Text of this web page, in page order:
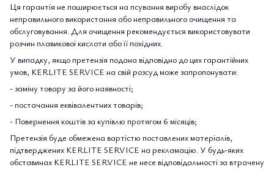
Ця гарантія не поширюється на псування виробу внаслідок
неправильного використання або неправильного очищення та
обслуговування. Для очищення рекомендується використовувати
розчин плавикової кислоти або її похідних.
У випадку, якщо претензія подана відповідно до цих гарантійних
умов, KERLITE SERVICE на свій розсуд може запропонувати:
- заміну товару за його наявності;
- постачання еквівалентних товарів;
- Повернення коштів за купівлю протягом 6 місяців;
Претензія буде обмежена вартістю поставлених матеріалів,
підтверджених KERLITE SERVICE на рекламацію. У будь-яких
обставинах KERLITE SERVICE не несе відповідальності за втрачену